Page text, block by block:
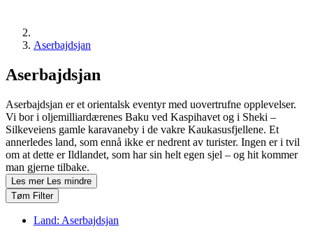
Aserbajdsjan
Aserbajdsjan
Aserbajdsjan er et orientalsk eventyr med uovertrufne opplevelser.
Vi bor i oljemilliardærenes Baku ved Kaspihavet og i Sheki –
Silkeveiens gamle karavaneby i de vakre Kaukasusfjellene. Et
annerledes land, som ennå ikke er nedrent av turister. Ingen er i tvil
om at dette er Ildlandet, som har sin helt egen sjel – og hit kommer
man gjerne tilbake.
Les mer
Les mindre
Tøm Filter
Land: Aserbajdsjan